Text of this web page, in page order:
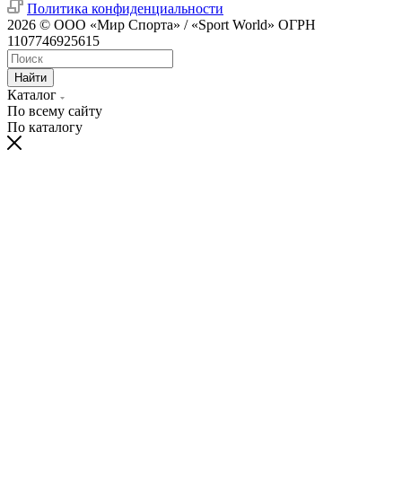
Политика конфиденциальности
2026 © ООО «Мир Спорта» / «Sport World» ОГРН
1107746925615
Найти
Каталог
По всему сайту
По каталогу